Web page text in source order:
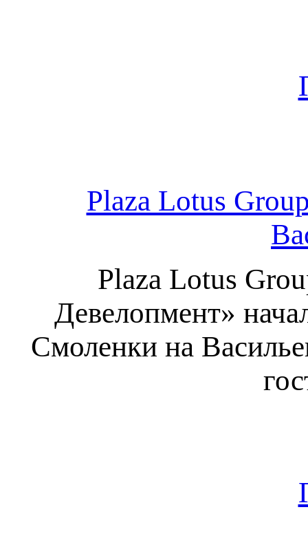
Plaza Lotus
Plaza Lotus
Девелопмент»
Смоленки на